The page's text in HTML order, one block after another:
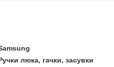
люка, гачки, засувки